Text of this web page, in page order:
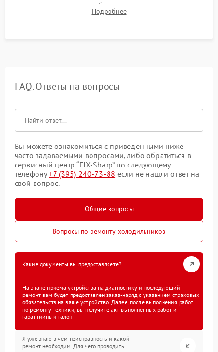
компрессора, отсутствия обмерзания стенок и корректного
срабатывания системы автоматической оттайки.
Подробнее
FAQ. Ответы на вопросы
Вы можете ознакомиться с приведенными ниже
часто задаваемыми вопросами, либо обратиться в
сервисный центр “FIX-Sharp” по следующему
телефону+7 (395) 240-73-88 если не нашли ответ на
свой вопрос.
Общие вопросы
Вопросы по ремонту холодильников
Какие документы вы предоставляете?
На этапе приема устройства на диагностику и последующий
ремонт вам будет предоставлен заказ-наряд с указанием страховых
обязательств на ваше устройство. Далее, после выполнения работ
по ремонту техники, вы получите акт выполненных работ и
гарантийный талон.
Я уже знаю в чем неисправность и какой
ремонт необходим. Для чего проводить